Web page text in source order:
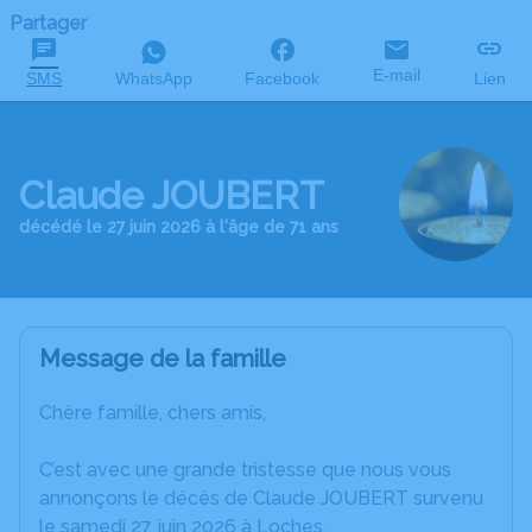
Partager
SMS WhatsApp Facebook E-mail Lien
Claude JOUBERT
décédé le 27 juin 2026 à l'âge de 71 ans
Message de la famille
Chère famille, chers amis,
C’est avec une grande tristesse que nous vous
annonçons le décès de Claude JOUBERT survenu
le samedi 27 juin 2026 à Loches.